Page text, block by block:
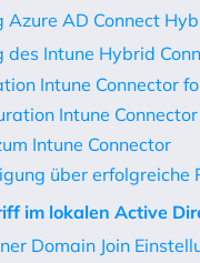
Azure AD Connect
des Intune Hybrid
Intune Connector
Intune Connector
Intune Connector
über erfolgreiche
im lokalen Active
Domain Join